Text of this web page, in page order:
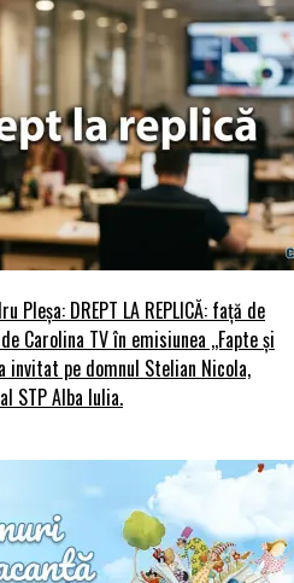
Pleșa: DREPT LA REPLICĂ: față de
Carolina TV în emisiunea ,,Fapte și
invitat pe domnul Stelian Nicola,
STP Alba Iulia.